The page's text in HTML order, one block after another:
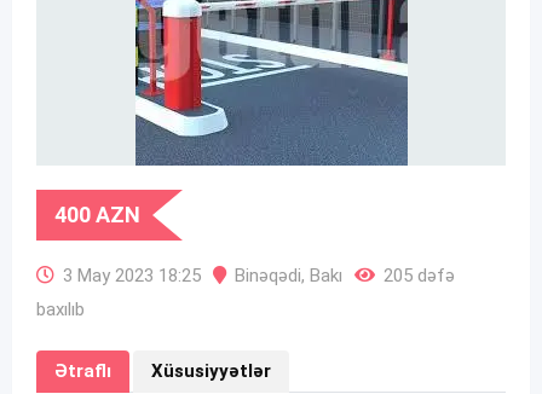
400AZN
3 May 2023 18:25 Binəqədi, Bakı
205 dəfə
baxılıb
Ətraflı Xüsusiyyətlər